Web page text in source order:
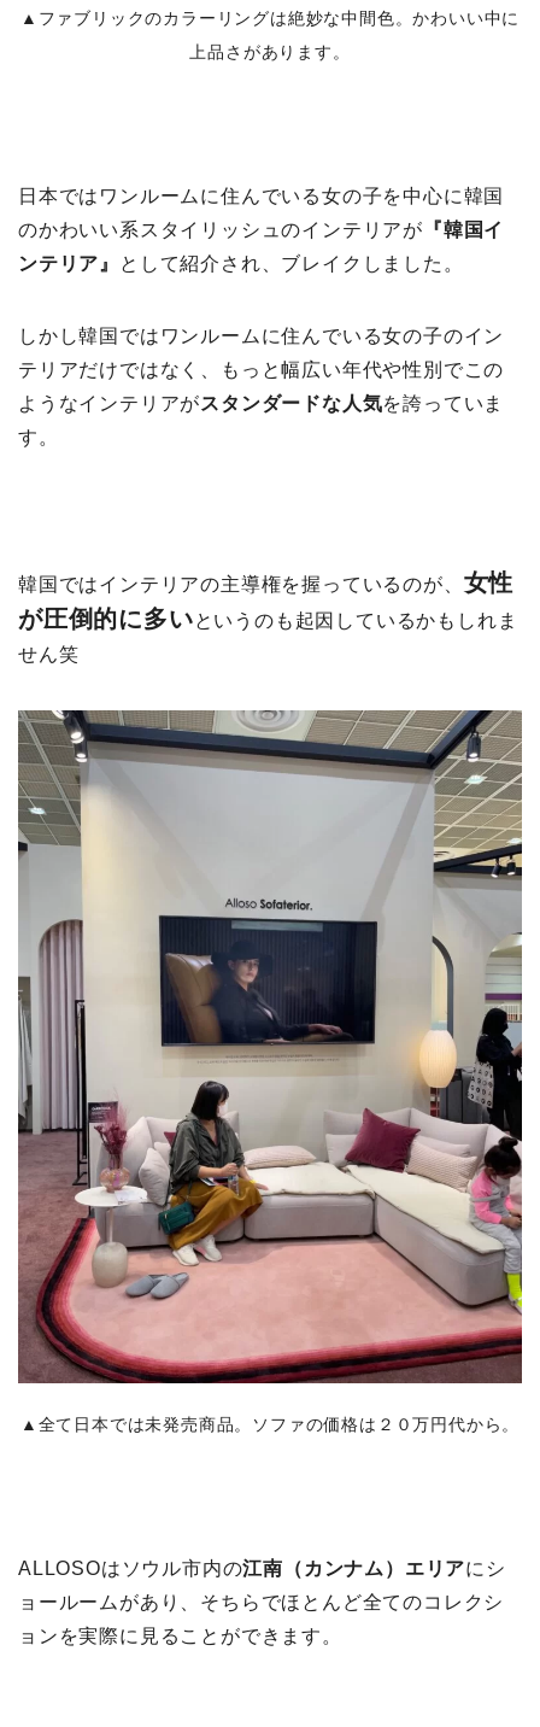
▲ファブリックのカラーリングは絶妙な中間色。かわいい中に
上品さがあります。
日本ではワンルームに住んでいる女の子を中心に韓国
のかわいい系スタイリッシュのインテリアが 『韓国イ
ンテリア』
として紹介され、ブレイクしました。
しかし韓国ではワンルームに住んでいる女の子のイン
テリアだけではなく、もっと幅広い年代や性別でこの
ようなインテリアがスタンダードな人気を誇っていま
す。
韓国ではインテリアの主導権を握っているのが、 女性
が圧倒的に多いというのも起因しているかもしれま
せん笑
▲全て日本では未発売商品。ソファの価格は２０万円代から。
ALLOSOはソウル市内の江南（カンナム）エリアにシ
ョールームがあり、そちらでほとんど全てのコレクシ
ョンを実際に見ることができます。